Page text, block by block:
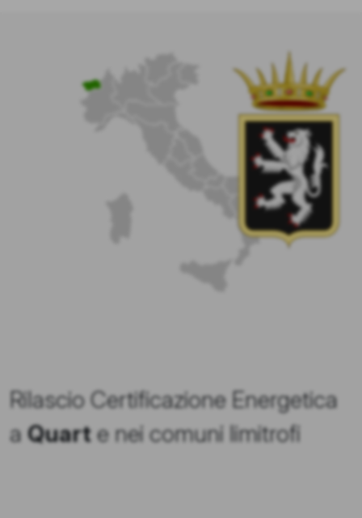
Rilascio Certificazione Energetica
aQuarte nei comuni limitrofi